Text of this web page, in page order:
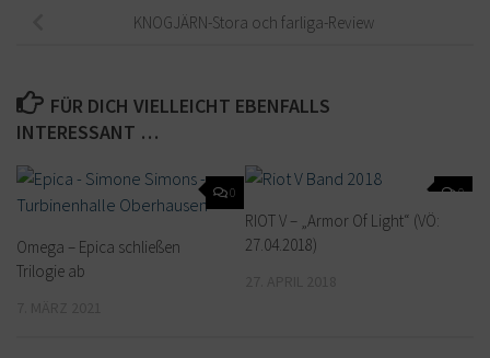
KNOGJÄRN-Stora och farliga-Review
FÜR DICH VIELLEICHT EBENFALLS
INTERESSANT …
0
Omega – Epica schließen
Trilogie ab
0
RIOT V – „Armor Of Light“ (VÖ:
27.04.2018)